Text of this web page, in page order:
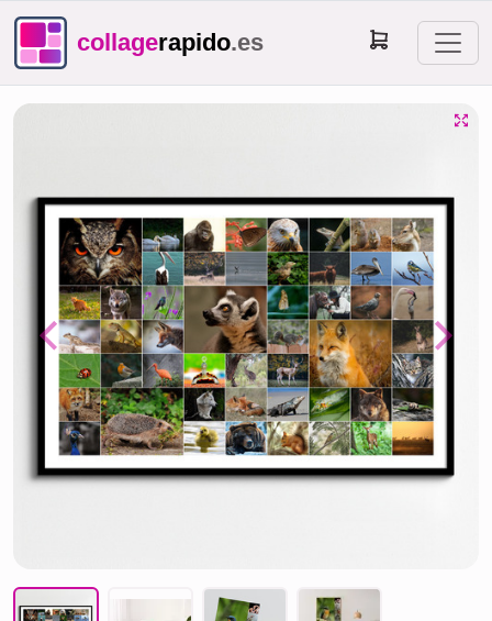
collagerapido.es
Previous Next